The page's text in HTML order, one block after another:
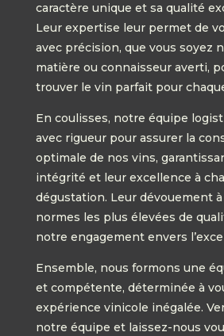
caractère unique et sa qualité
Leur expertise leur permet de
avec précision, que vous soyez
matière ou connaisseur averti,
trouver le vin parfait pour
En coulisses, notre équipe
avec rigueur pour assurer la
optimale de nos vins,
intégrité et leur excellence à
dégustation. Leur dévouement
normes les plus élevées de
notre engagement envers
Ensemble, nous formons une
et compétente, déterminée à
expérience vinicole inégalée.
notre équipe et laissez-nous